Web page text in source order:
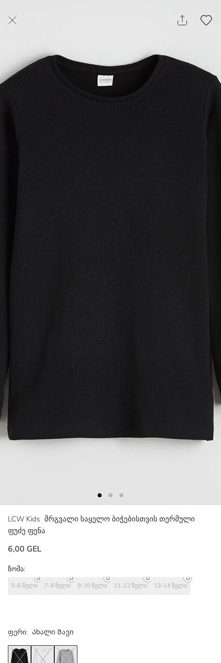
LCW Kids მრგვალი საყელო ბიჭებისთვის თერმული
ფუძე ფენა
6,00 GEL
ფერი: Ახალი Შავი
ზომა:
5-6 წელი 7-8 წელი 9-10 წელი 11-12 წელი 13-14 წელი